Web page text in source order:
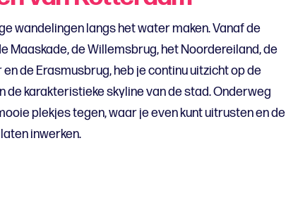
wandelingen langs het water maken. Vanaf de
Maaskade, de Willemsbrug, het Noordereiland, de
de Erasmusbrug, heb je continu uitzicht op de
de karakteristieke skyline van de stad. Onderweg
plekjes tegen, waar je even kunt uitrusten en de
inwerken.